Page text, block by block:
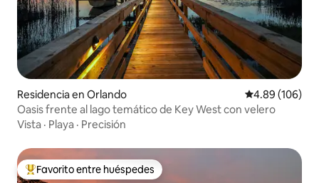
Residencia en Orlando Calificación
4.89 (106)
Oasis frente al lago temático de Key West con velero
Vista · Playa · Precisión
De los mejores en Favorito entre huéspedes
Favorito entre huéspedes